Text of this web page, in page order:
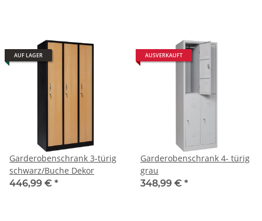
AUF LAGER
Garderobenschrank 3-türig
schwarz/Buche Dekor
446,99 € *
AUSVERKAUFT
Garderobenschrank 4- türig
grau
348,99 € *